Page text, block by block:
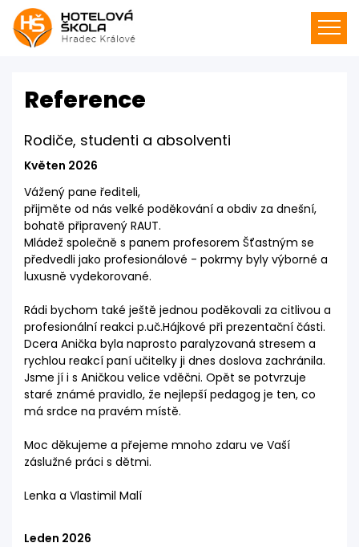
Reference
Rodiče, studenti a absolventi
Květen 2026
Vážený pane řediteli,
přijměte od nás velké poděkování a obdiv za dnešní,
bohatě připravený RAUT.
Mládež společně s panem profesorem Šťastným se
předvedli jako profesionálové - pokrmy byly výborné a
luxusně vydekorované.
Rádi bychom také ještě jednou poděkovali za citlivou a
profesionální reakci p.uč.Hájkové při prezentační části.
Dcera Anička byla naprosto paralyzovaná stresem a
rychlou reakcí paní učitelky ji dnes doslova zachránila.
Jsme jí i s Aničkou velice vděčni. Opět se potvrzuje
staré známé pravidlo, že nejlepší pedagog je ten, co
má srdce na pravém místě.
Moc děkujeme a přejeme mnoho zdaru ve Vaší
záslužné práci s dětmi.
Lenka a Vlastimil Malí
Leden 2026